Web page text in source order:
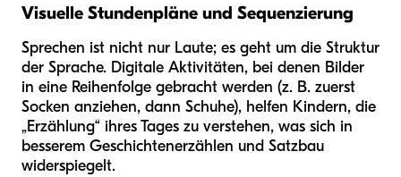
Visuelle Stundenpläne und Sequenzierung
Sprechen ist nicht nur Laute; es geht um die Struktur
der Sprache. Digitale Aktivitäten, bei denen Bilder
in eine Reihenfolge gebracht werden (z. B. zuerst
Socken anziehen, dann Schuhe), helfen Kindern, die
„Erzählung“ ihres Tages zu verstehen, was sich in
besserem Geschichtenerzählen und Satzbau
widerspiegelt.